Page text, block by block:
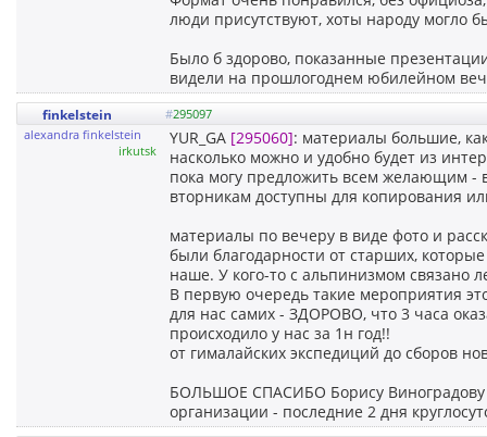
люди присутствуют, хоты народу могло
Было б здорово, показанные
видели на прошлогоднем юбилейном
finkelstein #295097
alexandra finkelstein
irkutsk
YUR_GA [295060]: материалы большие,
насколько можно и удобно будет из
пока могу предложить всем желающим -
вторникам доступны для копирования
материалы по вечеру в виде фото и
были благодарности от старших,
наше. У кого-то с альпинизмом связано
В первую очередь такие мероприятия
для нас самих - ЗДОРОВО, что 3 часа
происходило у нас за 1н год!!
от гималайских экспедиций до сборов
БОЛЬШОЕ СПАСИБО Борису Виноградову
организации - последние 2 дня